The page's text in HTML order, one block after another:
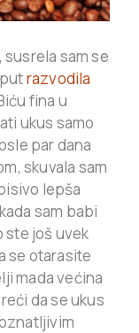
sam se
razvodila
fina u
ukus samo
par dana
skuvala sam
lepša
sam babi
ste još uvek
se otarasite
mada većina
da se ukus